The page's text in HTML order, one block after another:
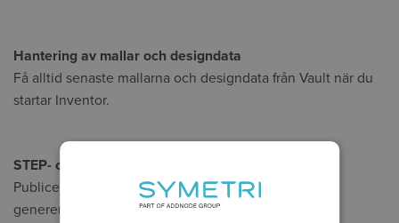
Hantering av mallar och designdata
Få alltid senaste mallarna och designdata från Vault när du
startar Inventor.
STEP- och DXF-generering
Publicera och hantera automatiskt DXF- och STEP-
genererade filer genom godkännandeprocessen.